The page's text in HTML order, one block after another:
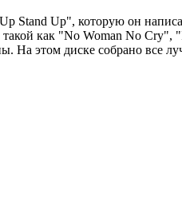
Stand Up", которую он
как "No Woman No Cry",
этом диске собрано все